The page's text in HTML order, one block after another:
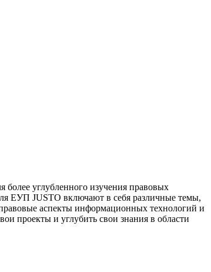
углубленного изучения правовых
ЕУП JUSTO включают в себя различные темы,
аспекты информационных технологий и
проекты и углубить свои знания в области